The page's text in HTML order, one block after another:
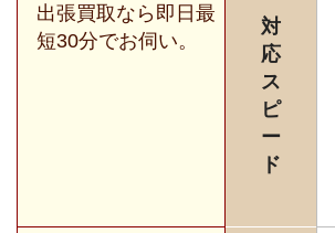
出張買取なら即日最
短30分でお伺い。
対
応
ス
ピ
ー
ド